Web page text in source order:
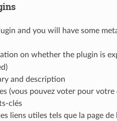
and you will have some
on whether the plugin is
and description
(vous pouvez voter pour
clés
liens utiles tels que la page